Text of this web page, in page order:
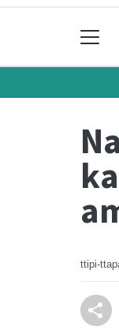
ttipi-